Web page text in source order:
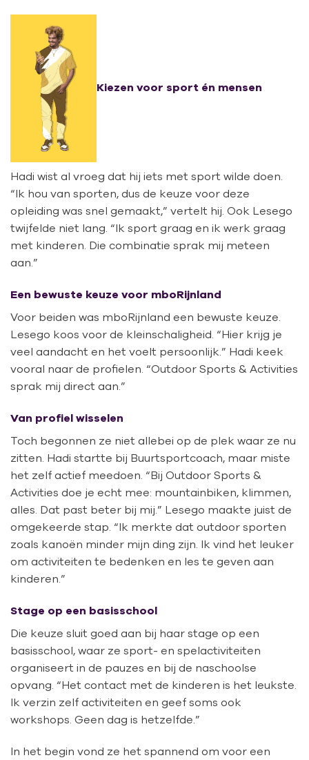
Kiezen voor sport én mensen
Hadi wist al vroeg dat hij iets met sport wilde doen.
“Ik hou van sporten, dus de keuze voor deze
opleiding was snel gemaakt,” vertelt hij. Ook Lesego
twijfelde niet lang. “Ik sport graag en ik werk graag
met kinderen. Die combinatie sprak mij meteen
aan.”
Een bewuste keuze voor mboRijnland
Voor beiden was mboRijnland een bewuste keuze.
Lesego koos voor de kleinschaligheid. “Hier krijg je
veel aandacht en het voelt persoonlijk.” Hadi keek
vooral naar de profielen. “Outdoor Sports & Activities
sprak mij direct aan.”
Van profiel wisselen
Toch begonnen ze niet allebei op de plek waar ze nu
zitten. Hadi startte bij Buurtsportcoach, maar miste
het zelf actief meedoen. “Bij Outdoor Sports &
Activities doe je echt mee: mountainbiken, klimmen,
alles. Dat past beter bij mij.” Lesego maakte juist de
omgekeerde stap. “Ik merkte dat outdoor sporten
zoals kanoën minder mijn ding zijn. Ik vind het leuker
om activiteiten te bedenken en les te geven aan
kinderen.”
Stage op een basisschool
Die keuze sluit goed aan bij haar stage op een
basisschool, waar ze sport- en spelactiviteiten
organiseert in de pauzes en bij de naschoolse
opvang. “Het contact met de kinderen is het leukste.
Ik verzin zelf activiteiten en geef soms ook
workshops. Geen dag is hetzelfde.”
In het begin vond ze het spannend om voor een